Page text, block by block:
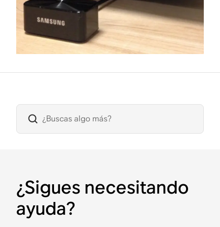
¿Sigues necesitando
ayuda?